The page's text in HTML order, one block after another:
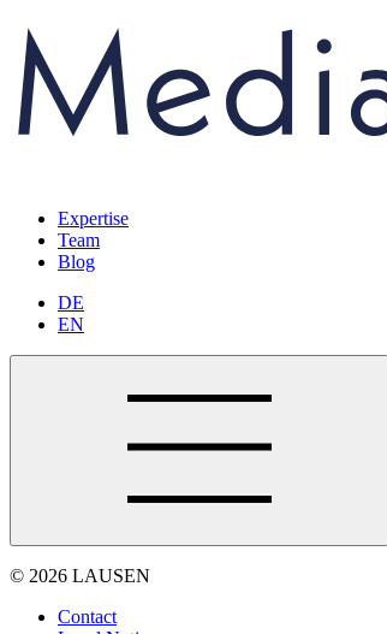
Expertise
Team
Blog
DE
EN
© 2026 LAUSEN
Contact